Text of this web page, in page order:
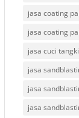
jasa coating
jasa coating
jasa cuci tangki
jasa
jasa
jasa